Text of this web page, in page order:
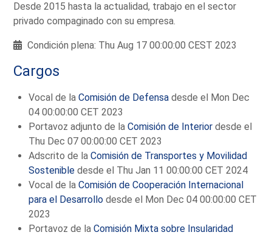
Desde 2015 hasta la actualidad, trabajo en el sector
privado compaginado con su empresa.
Condición plena: Thu Aug 17 00:00:00 CEST 2023
Cargos
Vocal de laComisión de Defensa desde el Mon Dec
04 00:00:00 CET 2023
Portavoz adjunto de laComisión de Interior desde el
Thu Dec 07 00:00:00 CET 2023
Adscrito de laComisión de Transportes y Movilidad
Sostenible desde el Thu Jan 11 00:00:00 CET 2024
Vocal de laComisión de Cooperación Internacional
para el Desarrollo desde el Mon Dec 04 00:00:00 CET
2023
Portavoz de laComisión Mixta sobre Insularidad